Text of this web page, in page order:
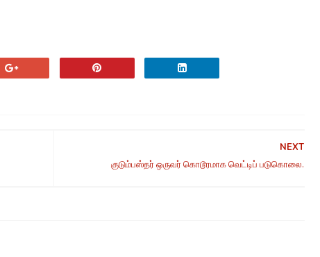
NEXT
குடும்பஸ்தர் ஒருவர் கொடூரமாக வெட்டிப் படுகொலை.